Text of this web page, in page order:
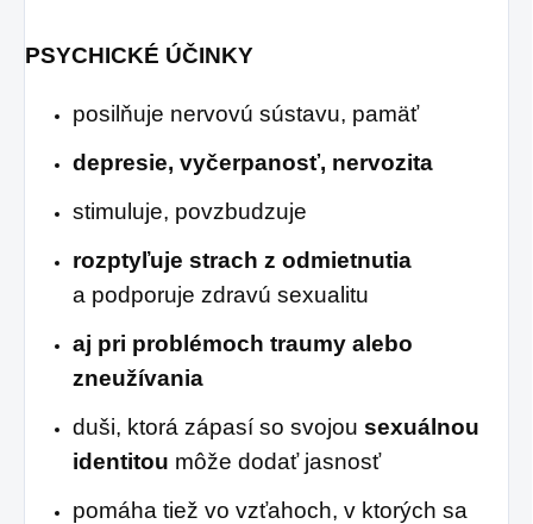
PSYCHICKÉ ÚČINKY
posilňuje nervovú sústavu, pamäť
depresie, vyčerpanosť, nervozita
stimuluje, povzbudzuje
rozptyľuje strach z odmietnutia
a podporuje zdravú sexualitu
aj pri problémoch traumy alebo
zneužívania
duši, ktorá zápasí so svojou sexuálnou
identitou môže dodať jasnosť
pomáha tiež vo vzťahoch, v ktorých sa